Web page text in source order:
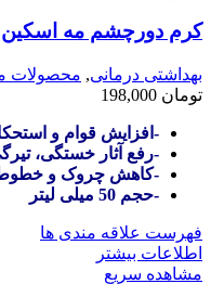
کرم دورچشم مه اسکین
بهداشتی درمانی, محصولات
تومان
-افزایش قوام و
-رفع آثار خستگی،
-کاهش چروک و خطوط
-حجم 50 میلی لیتر
فهرست علاقه مندی ها
اطلاعات بیشتر
مشاهده سریع